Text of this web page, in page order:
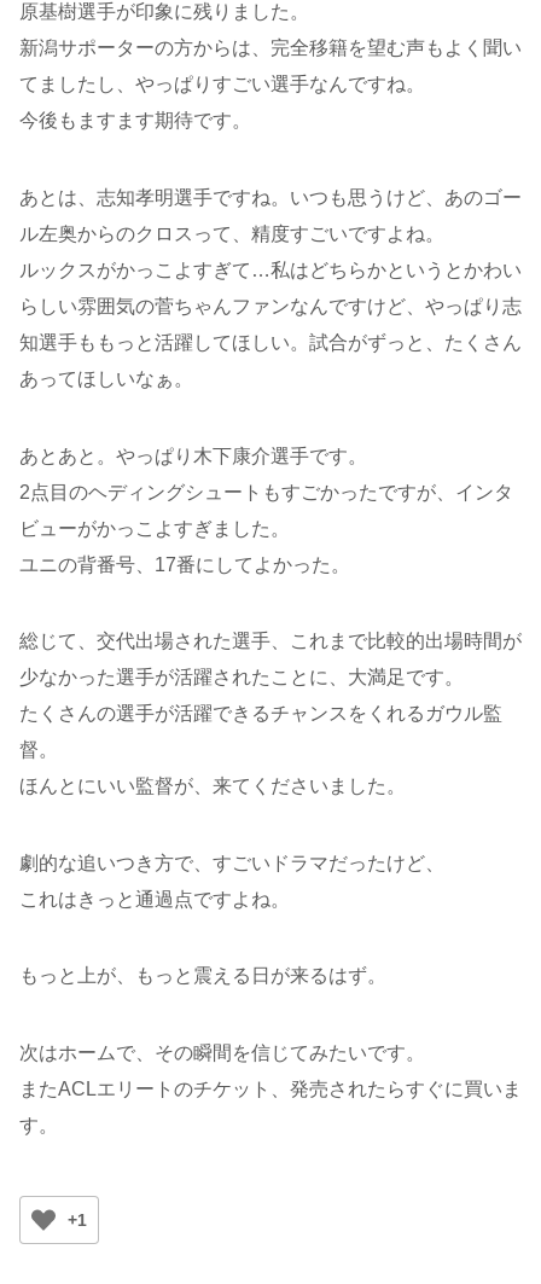
原基樹選手が印象に残りました。
新潟サポーターの方からは、完全移籍を望む声もよく聞い
てましたし、やっぱりすごい選手なんですね。
今後もますます期待です。
あとは、志知孝明選手ですね。いつも思うけど、あのゴー
ル左奥からのクロスって、精度すごいですよね。
ルックスがかっこよすぎて…私はどちらかというとかわい
らしい雰囲気の菅ちゃんファンなんですけど、やっぱり志
知選手ももっと活躍してほしい。試合がずっと、たくさん
あってほしいなぁ。
あとあと。やっぱり木下康介選手です。
2点目のヘディングシュートもすごかったですが、インタ
ビューがかっこよすぎました。
ユニの背番号、17番にしてよかった。
総じて、交代出場された選手、これまで比較的出場時間が
少なかった選手が活躍されたことに、大満足です。
たくさんの選手が活躍できるチャンスをくれるガウル監
督。
ほんとにいい監督が、来てくださいました。
劇的な追いつき方で、すごいドラマだったけど、
これはきっと通過点ですよね。
もっと上が、もっと震える日が来るはず。
次はホームで、その瞬間を信じてみたいです。
またACLエリートのチケット、発売されたらすぐに買いま
す。
+1